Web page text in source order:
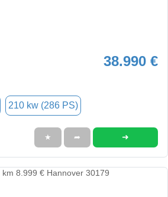
38.990 €
210 kw (286 PS)
★ ➦ ➜